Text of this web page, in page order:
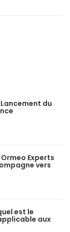
du
Experts
vers
est le
aux